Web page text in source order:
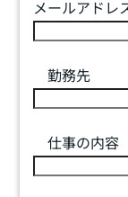
メールアドレ
勤務先
仕事の内容